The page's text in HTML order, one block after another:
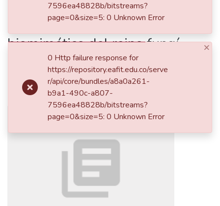
Publication:La naturaleza como
arquetipo de diseño: análisis
biomimético del reino fungí
aplicado al diseño de luminaria
led, generada a partir de
geometrías paramétricas
7596ea48828b/bitstreams?
page=0&size=5: 0 Unknown Error
×
0 Http failure response for
https://repository.eafit.edu.co/serve
r/api/core/bundles/a8a0a261-
b9a1-490c-a807-
7596ea48828b/bitstreams?
page=0&size=5: 0 Unknown Error